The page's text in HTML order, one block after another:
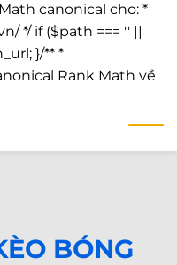
canonical cho: *
*/ if ($path === '' ||
}/** *
Rank Math về
BÓNG